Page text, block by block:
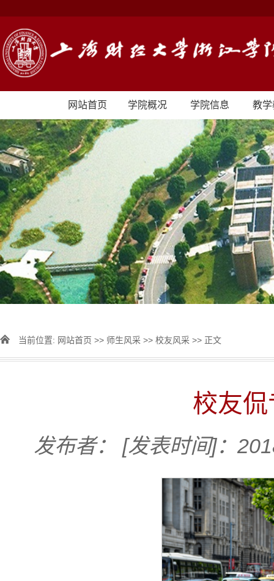
网站首页 学院概况 学院信息 教
当前位置: 网站首页 >> 师生风采 >> 校友风采 >> 正文
校友
发布者： [发表时间]：